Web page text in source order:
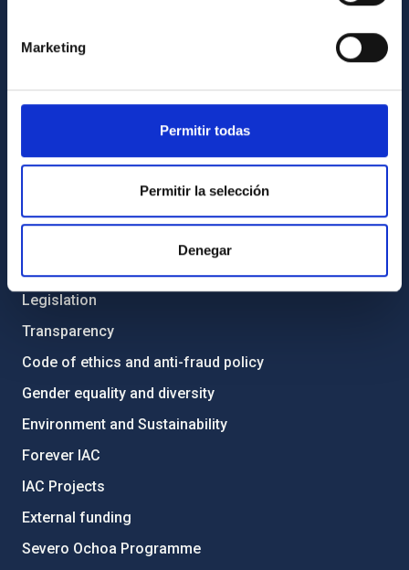
Marketing
Permitir todas
Permitir la selección
Denegar
GENERAL INFORMATION
Contact
How to get to the IAC
List of personnel
General register
Legislation
Transparency
Code of ethics and anti-fraud policy
Gender equality and diversity
Environment and Sustainability
Forever IAC
IAC Projects
External funding
Severo Ochoa Programme